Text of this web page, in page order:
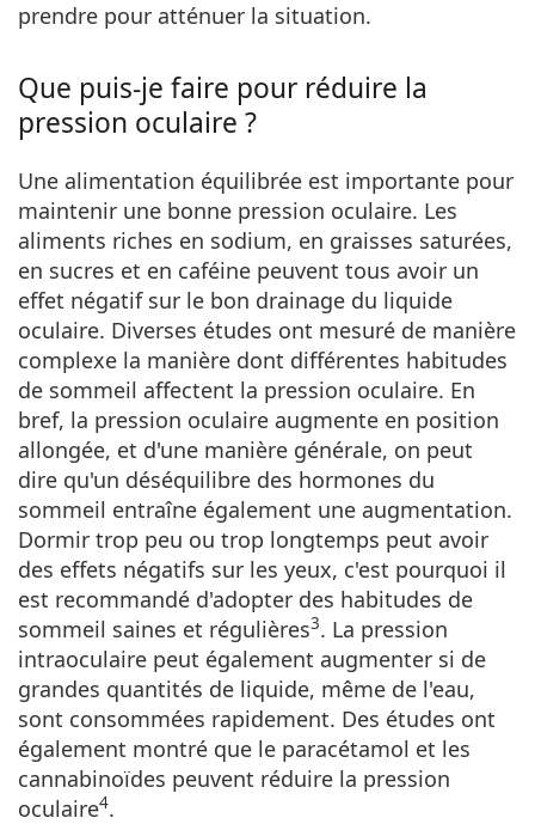
prendre pour atténuer la situation.
Que puis-je faire pour réduire la
pression oculaire ?
Une alimentation équilibrée est importante pour
maintenir une bonne pression oculaire. Les
aliments riches en sodium, en graisses saturées,
en sucres et en caféine peuvent tous avoir un
effet négatif sur le bon drainage du liquide
oculaire. Diverses études ont mesuré de manière
complexe la manière dont différentes habitudes
de sommeil affectent la pression oculaire. En
bref, la pression oculaire augmente en position
allongée, et d'une manière générale, on peut
dire qu'un déséquilibre des hormones du
sommeil entraîne également une augmentation.
Dormir trop peu ou trop longtemps peut avoir
des effets négatifs sur les yeux, c'est pourquoi il
est recommandé d'adopter des habitudes de
sommeil saines et régulières3. La pression
intraoculaire peut également augmenter si de
grandes quantités de liquide, même de l'eau,
sont consommées rapidement. Des études ont
également montré que le paracétamol et les
cannabinoïdes peuvent réduire la pression
oculaire4.